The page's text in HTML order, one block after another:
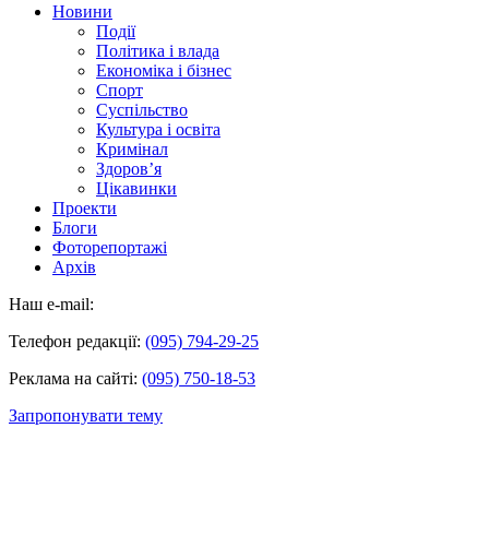
Новини
Події
Політика і влада
Економіка і бізнес
Спорт
Суспільство
Культура і освіта
Кримінал
Здоров’я
Цікавинки
Проекти
Блоги
Фоторепортажі
Архів
Наш e-mail:
Телефон редакції: (095) 794-29-25
Реклама на сайті: (095) 750-18-53
Запропонувати тему